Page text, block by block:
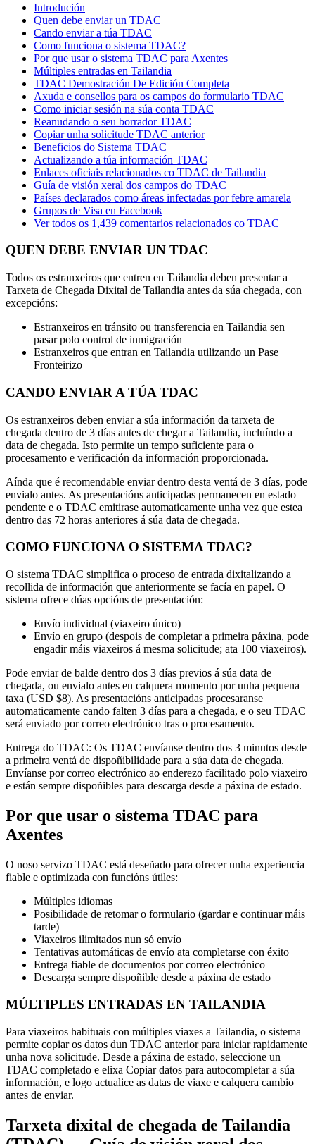
Introdución
Quen debe enviar un TDAC
Cando enviar a túa TDAC
Como funciona o sistema TDAC?
Por que usar o sistema TDAC para Axentes
Múltiples entradas en Tailandia
TDAC Demostración De Edición Completa
Axuda e consellos para os campos do formulario TDAC
Como iniciar sesión na súa conta TDAC
Reanudando o seu borrador TDAC
Copiar unha solicitude TDAC anterior
Beneficios do Sistema TDAC
Actualizando a túa información TDAC
Enlaces oficiais relacionados co TDAC de Tailandia
Guía de visión xeral dos campos do TDAC
Países declarados como áreas infectadas por febre amarela
Grupos de Visa en Facebook
Ver todos os 1,439 comentarios relacionados co TDAC
QUEN DEBE ENVIAR UN TDAC
Todos os estranxeiros que entren en Tailandia deben presentar a
Tarxeta de Chegada Dixital de Tailandia antes da súa chegada, con
excepcións:
Estranxeiros en tránsito ou transferencia en Tailandia sen
pasar polo control de inmigración
Estranxeiros que entran en Tailandia utilizando un Pase
Fronteirizo
CANDO ENVIAR A TÚA TDAC
Os estranxeiros deben enviar a súa información da tarxeta de
chegada dentro de 3 días antes de chegar a Tailandia, incluíndo a
data de chegada. Isto permite un tempo suficiente para o
procesamento e verificación da información proporcionada.
Aínda que é recomendable enviar dentro desta ventá de 3 días, pode
envialo antes. As presentacións anticipadas permanecen en estado
pendente e o TDAC emitirase automaticamente unha vez que estea
dentro das 72 horas anteriores á súa data de chegada.
COMO FUNCIONA O SISTEMA TDAC?
O sistema TDAC simplifica o proceso de entrada dixitalizando a
recollida de información que anteriormente se facía en papel. O
sistema ofrece dúas opcións de presentación:
Envío individual (viaxeiro único)
Envío en grupo (despois de completar a primeira páxina, pode
engadir máis viaxeiros á mesma solicitude; ata 100 viaxeiros).
Pode enviar de balde dentro dos 3 días previos á súa data de
chegada, ou envialo antes en calquera momento por unha pequena
taxa (USD $8). As presentacións anticipadas procesaranse
automaticamente cando falten 3 días para a chegada, e o seu TDAC
será enviado por correo electrónico tras o procesamento.
Entrega do TDAC: Os TDAC envíanse dentro dos 3 minutos desde
a primeira ventá de dispoñibilidade para a súa data de chegada.
Envíanse por correo electrónico ao enderezo facilitado polo viaxeiro
e están sempre dispoñibles para descarga desde a páxina de estado.
Por que usar o sistema TDAC para
Axentes
O noso servizo TDAC está deseñado para ofrecer unha experiencia
fiable e optimizada con funcións útiles:
Múltiples idiomas
Posibilidade de retomar o formulario (gardar e continuar máis
tarde)
Viaxeiros ilimitados nun só envío
Tentativas automáticas de envío ata completarse con éxito
Entrega fiable de documentos por correo electrónico
Descarga sempre dispoñible desde a páxina de estado
MÚLTIPLES ENTRADAS EN TAILANDIA
Para viaxeiros habituais con múltiples viaxes a Tailandia, o sistema
permite copiar os datos dun TDAC anterior para iniciar rapidamente
unha nova solicitude. Desde a páxina de estado, seleccione un
TDAC completado e elixa Copiar datos para autocompletar a súa
información, e logo actualice as datas de viaxe e calquera cambio
antes de enviar.
Tarxeta dixital de chegada de Tailandia